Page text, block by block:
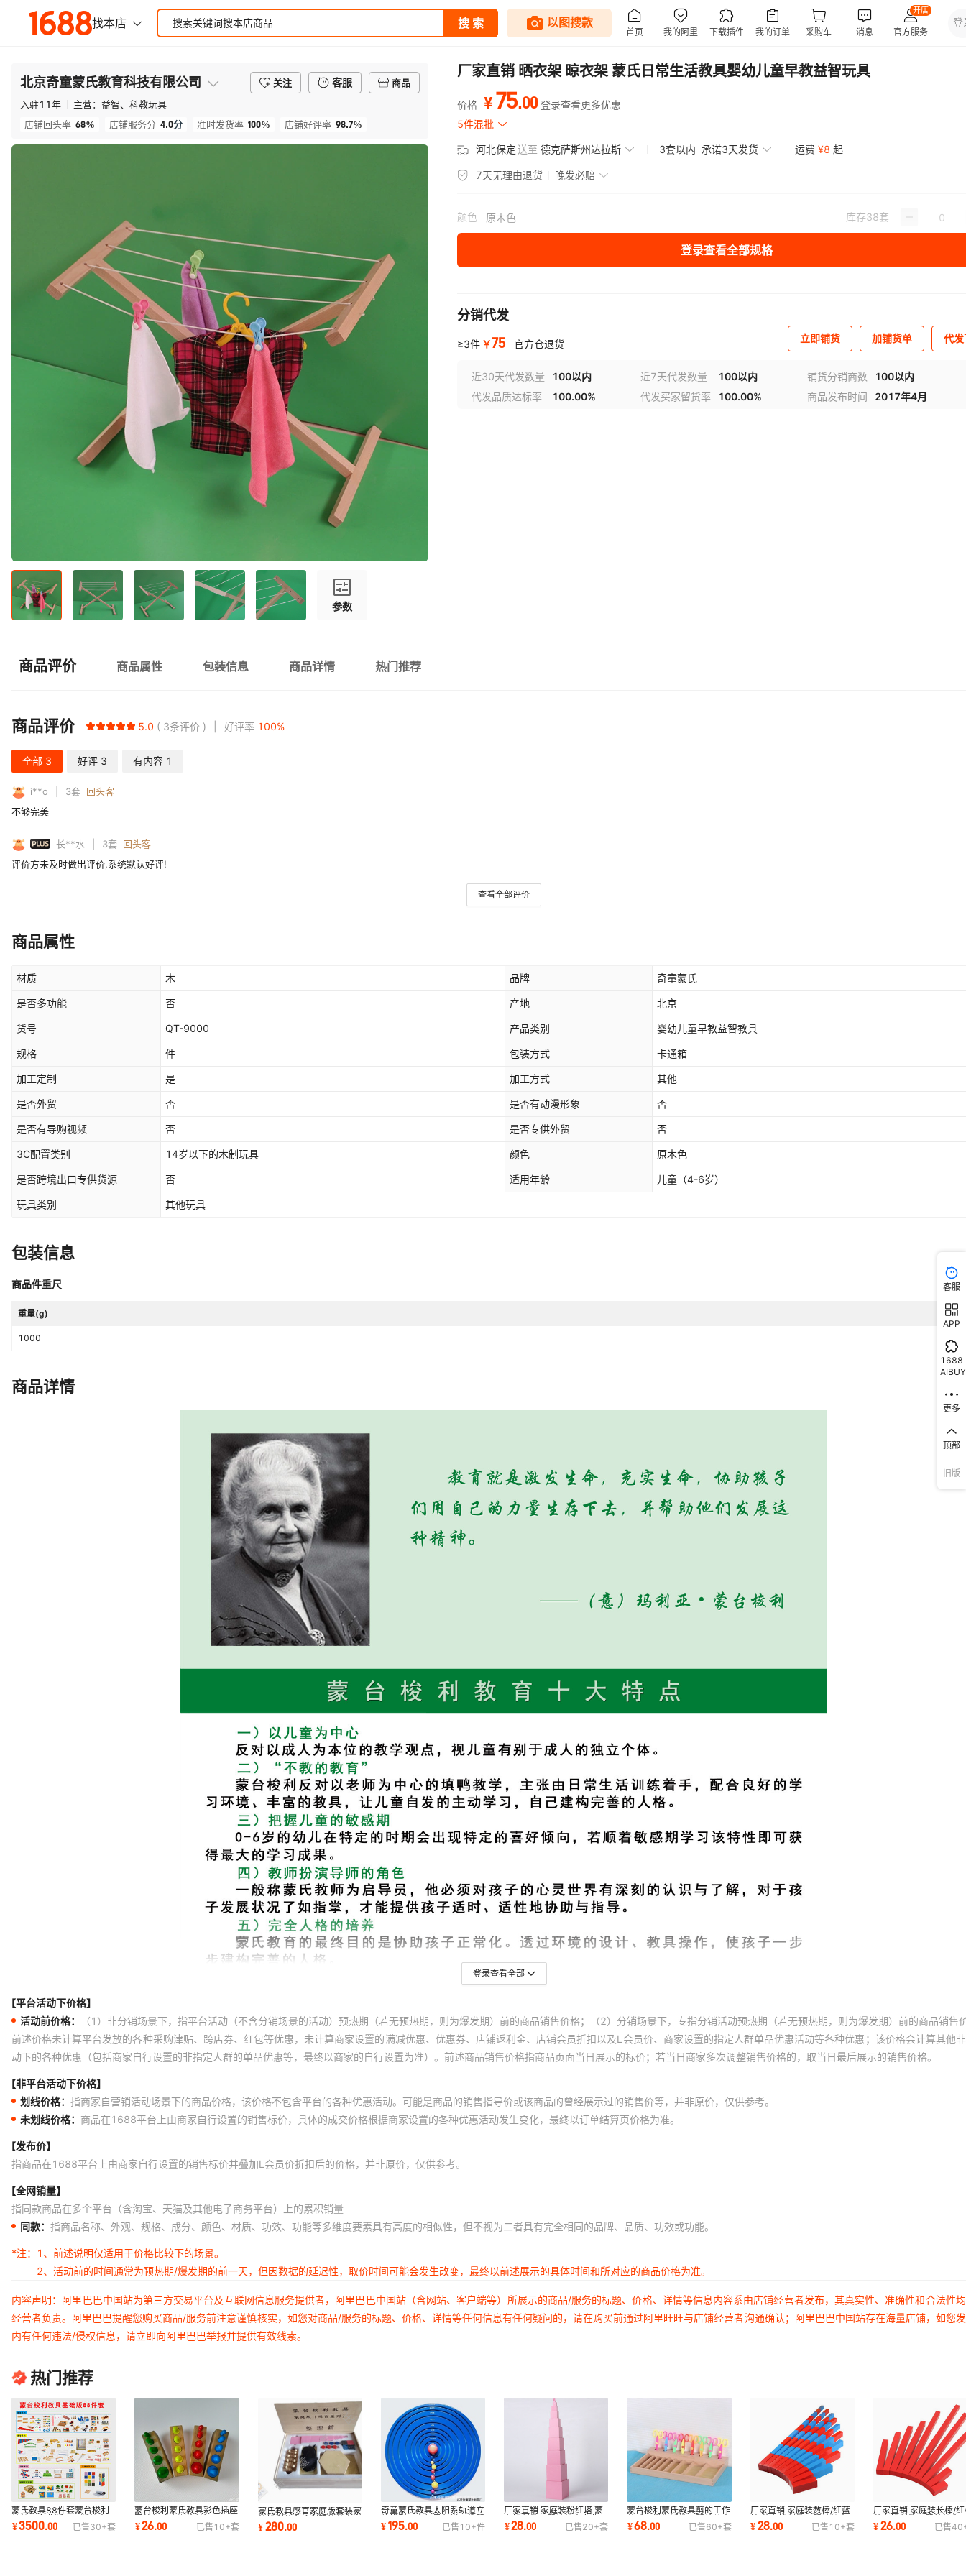
北京奇童蒙氏教育科技有限公司 关注 客服
商品
入驻11年 主营： 益智、科教玩具
店铺回头率 68% 店铺服务分 4.0分 准时发货率 100% 店铺好评率 98.7%
参数
厂家直销 晒衣架 晾衣架 蒙氏日常生活教具婴幼儿童早教益智玩具
价格 ¥75.00 登录查看更多优惠
5件混批
河北保定送至 德克萨斯州达拉斯 3套以内 承诺3天发货 运费 ¥8 起
7天无理由退货 晚发必赔
颜色 原木色 库存38套
登录查看全部规格
分销代发
≥3件 ￥75 官方仓退货 立即铺货 加铺货单 代
近30天代发数量 100以内 近7天代发数量 100以内 铺货分销商数
100以内
代发品质达标率
100.00% 代发买家留货率 100.00% 商品发布时间 2017年4月
商品评价 商品属性 包装信息 商品详情 热门推荐
商品评价 5.0 3条评价 好评率 100%
全部 3 好评 3 有内容 1
i**o 3套
回头客
不够完美
PLUS 长**水 3套
回头客
评价方未及时做出评价,系统默认好评!
查看全部评价
商品属性
材质 木 品牌 奇童蒙氏
是否多功能 否 产地 北京
货号 QT-9000 产品类别 婴幼儿童早教益智教具
规格 件 包装方式 卡通箱
加工定制 是 加工方式 其他
是否外贸 否 是否有动漫形象 否
是否有导购视频 否 是否专供外贸 否
3C配置类别 14岁以下的木制玩具 颜色 原木色
是否跨境出口专供货源 否 适用年龄 儿童（4-6岁）
玩具类别 其他玩具
包装信息
商品件重尺
重量(g)
1000
商品详情
登录查看全部
【平台活动下价格】
活动前价格：
（1）非分销场景下，指平台活动（不含分销场景的活动）预热期（若无预热期，则为爆发期）前的商品销售价格；（2）分销场景下，专指分销活动预热期（若无预热期，则为爆发期）前的商品销售
前述价格未计算平台发放的各种采购津贴、跨店券、红包等优惠，未计算商家设置的满减优惠、优惠券、店铺返利金、店铺会员折扣以及L会员价、商家设置的指定人群单品优惠活动等各种优惠；该价格会计算其他
动下的各种优惠（包括商家自行设置的非指定人群的单品优惠等，最终以商家的自行设置为准）。前述商品销售价格指商品页面当日展示的标价；若当日商家多次调整销售价格的，取当日最后展示的销售价格。
【非平台活动下价格】
划线价格： 指商家自营销活动场景下的商品价格，该价格不包含平台的各种优惠活动。可能是商品的销售指导价或该商品的曾经展示过的销售价等，并非原价，仅供参考。
未划线价格： 商品在1688平台上由商家自行设置的销售标价，具体的成交价格根据商家设置的各种优惠活动发生变化，最终以订单结算页价格为准。
【发布价】
指商品在1688平台上由商家自行设置的销售标价并叠加L会员价折扣后的价格，并非原价，仅供参考。
【全网销量】
指同款商品在多个平台（含淘宝、天猫及其他电子商务平台）上的累积销量
同款： 指商品名称、外观、规格、成分、颜色、材质、功效、功能等多维度要素具有高度的相似性，但不视为二者具有完全相同的品牌、品质、功效或功能。
*注：
1、前述说明仅适用于价格比较下的场景。
2、活动前的时间通常为预热期/爆发期的前一天，但因数据的延迟性，取价时间可能会发生改变，最终以前述展示的具体时间和所对应的商品价格为准。
内容声明：阿里巴巴中国站为第三方交易平台及互联网信息服务提供者，阿里巴巴中国站（含网站、客户端等）所展示的商品/服务的标题、价格、详情等信息内容系由店铺经营者发布，其真实性、准确性和合法性
经营者负责。阿里巴巴提醒您购买商品/服务前注意谨慎核实，如您对商品/服务的标题、价格、详情等任何信息有任何疑问的，请在购买前通过阿里旺旺与店铺经营者沟通确认；阿里巴巴中国站存在海量店铺，如您
内有任何违法/侵权信息，请立即向阿里巴巴举报并提供有效线索。
热门推荐
蒙氏教具88件套蒙台梭利
幼儿园专业版国际版儿童早
教益智玩具
¥3500.00 已售30+套
蒙台梭利蒙氏教具彩色插座
圆柱体感官训练益智玩具
¥26.00 已售 10+套
蒙氏教具感官家庭版套装蒙
特梭利蒙台梭利婴幼儿童早
教益智类玩具
¥280.00
奇童蒙氏教具太阳系轨道立
体模型八大行星科学早教婴
幼儿益智玩具
¥195.00 已售 10+件
厂家直销 家庭装粉红塔 蒙
台梭利教具婴幼儿童专业早
教益智类玩具
¥28.00 已售20+套
蒙台梭利蒙氏教具剪的工作
蒙氏日常生活教具婴幼儿童
早教益智玩具
¥68.00 已售60+套
厂家直销 家庭装数棒/红蓝
棒 蒙台梭利教具婴幼儿童
早教益智玩具
¥28.00 已售 10+套
厂家直销 家庭装长棒/
蒙台梭利教具婴幼儿童
益智玩具
¥26.00 已售
客服
APP
1688
AIBUY
更多
顶部
旧版